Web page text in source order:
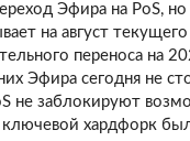
Эфира на PoS,
на август
переноса на
Эфира сегодня не
не заблокируют
хардфорк